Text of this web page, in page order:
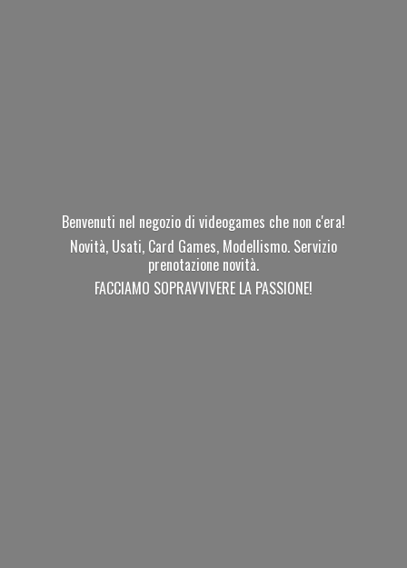
Benvenuti nel negozio di videogames che non c'era!
Novità, Usati, Card Games, Modellismo. Servizio
prenotazione novità.
FACCIAMO SOPRAVVIVERE LA PASSIONE!